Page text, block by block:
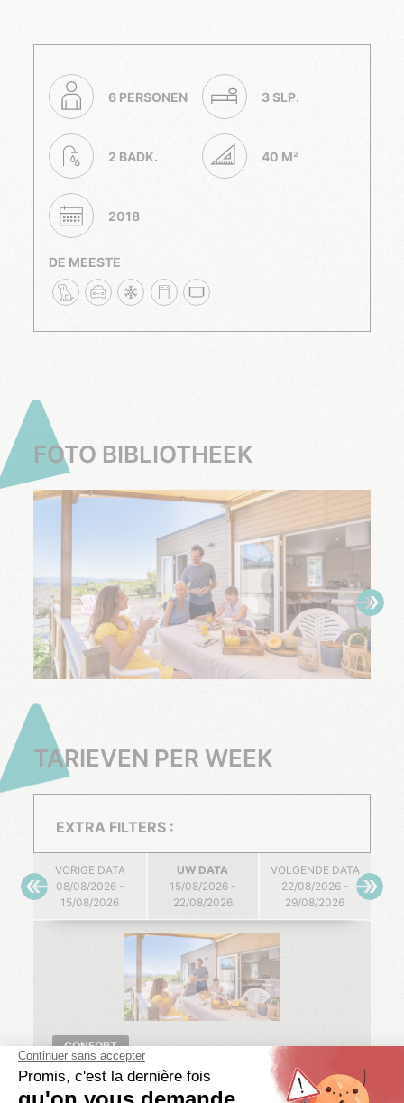
6 PERSONEN 3 SLP.
2 BADK. 40 M²
2018
DE MEESTE
FOTO BIBLIOTHEEK
TARIEVEN PER WEEK
VORIGE DATA
08/08/2026 -
15/08/2026
UW DATA
15/08/2026 -
22/08/2026
VOLGENDE DATA
22/08/2026 -
29/08/2026
CONFORT
NEBRASKA ZEEZICHT. COMFORT
3 Slp.
6 personen 2 badk. 40 m²
EXTRA FILTERS :